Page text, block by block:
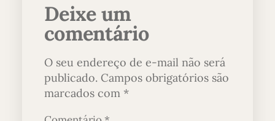
Deixe um
comentário
O seu endereço de e-mail não será
publicado. Campos obrigatórios são
marcados com *